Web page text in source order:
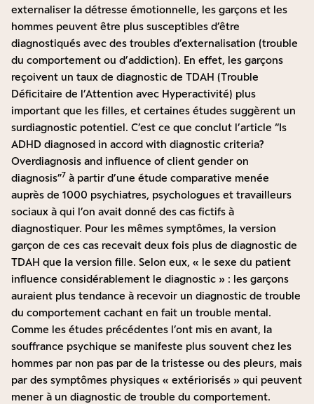
externaliser la détresse émotionnelle, les garçons et les
hommes peuvent être plus susceptibles d’être
diagnostiqués avec des troubles d’externalisation (trouble
du comportement ou d’addiction). En effet, les garçons
reçoivent un taux de diagnostic de TDAH (Trouble
Déficitaire de l’Attention avec Hyperactivité) plus
important que les filles, et certaines études suggèrent un
surdiagnostic potentiel. C’est ce que conclut l’article “Is
ADHD diagnosed in accord with diagnostic criteria?
Overdiagnosis and influence of client gender on
diagnosis”7 à partir d’une étude comparative menée
auprès de 1000 psychiatres, psychologues et travailleurs
sociaux à qui l’on avait donné des cas fictifs à
diagnostiquer. Pour les mêmes symptômes, la version
garçon de ces cas recevait deux fois plus de diagnostic de
TDAH que la version fille. Selon eux, « le sexe du patient
influence considérablement le diagnostic » : les garçons
auraient plus tendance à recevoir un diagnostic de trouble
du comportement cachant en fait un trouble mental.
Comme les études précédentes l’ont mis en avant, la
souffrance psychique se manifeste plus souvent chez les
hommes par non pas par de la tristesse ou des pleurs, mais
par des symptômes physiques « extériorisés » qui peuvent
mener à un diagnostic de trouble du comportement.